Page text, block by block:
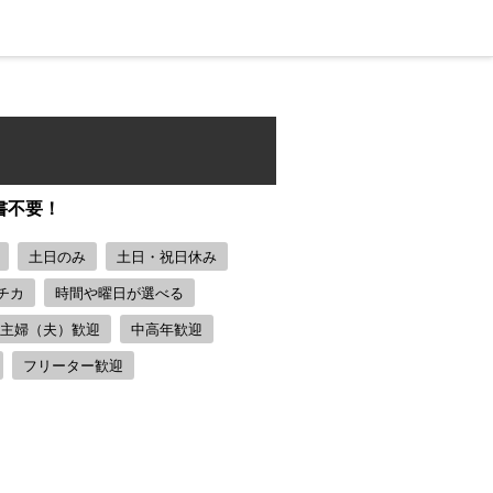
要！
土日のみ 土日・祝日休み
カ 時間や曜日が選べる
主婦（夫）歓迎 中高年歓迎
フリーター歓迎